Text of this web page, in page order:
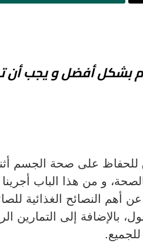
بشكل أفضل و يجب أن
على صحة الجسم
و من هذا الباب
عن أهم النصائح الغذائية
بالإضافة إلى التمارين